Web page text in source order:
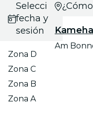
Selecciona
fecha y
sesión
Zona D
Zona C
Zona B
Zona A
Am